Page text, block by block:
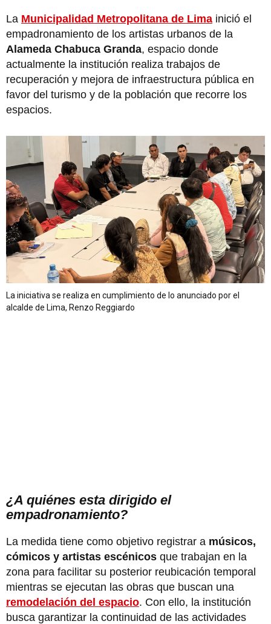
La Municipalidad Metropolitana de Lima inició el
empadronamiento de los artistas urbanos de la
Alameda Chabuca Granda, espacio donde
actualmente la institución realiza trabajos de
recuperación y mejora de infraestructura pública en
favor del turismo y de la población que recorre los
espacios.
La iniciativa se realiza en cumplimiento de lo anunciado por el
alcalde de Lima, Renzo Reggiardo
¿A quiénes esta dirigido el
empadronamiento?
La medida tiene como objetivo registrar a músicos,
cómicos y artistas escénicos que trabajan en la
zona para facilitar su posterior reubicación temporal
mientras se ejecutan las obras que buscan una
remodelación del espacio. Con ello, la institución
busca garantizar la continuidad de las actividades